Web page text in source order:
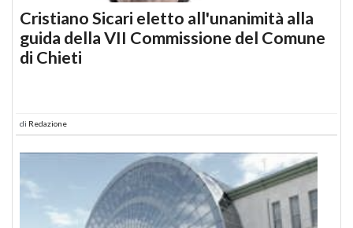
Cristiano Sicari eletto all'unanimità alla
guida della VII Commissione del Comune
di Chieti
di Redazione